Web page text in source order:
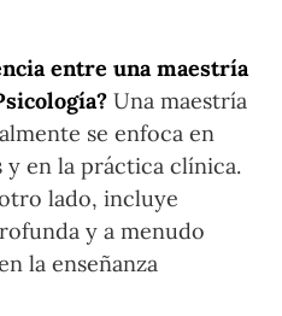
entre una maestría
Una maestría
se enfoca en
y en la práctica clínica.
lado, incluye
y a menudo
la enseñanza